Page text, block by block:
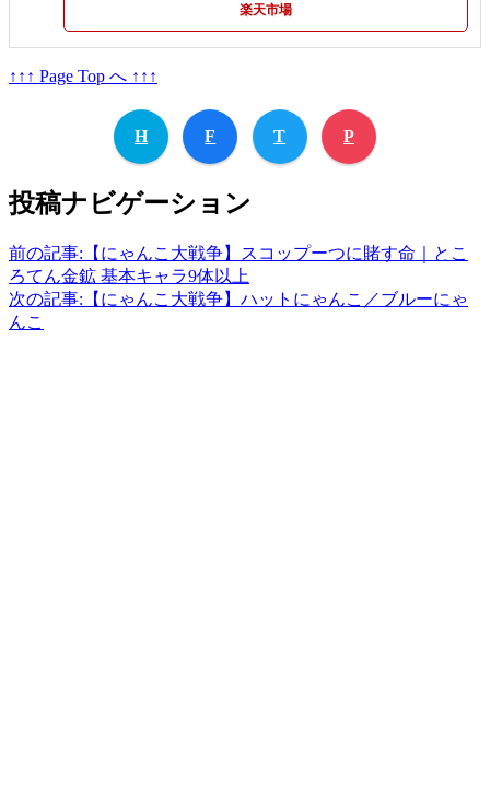
楽天市場
↑↑↑ Page Top へ ↑↑↑
H F T P
投稿ナビゲーション
前の記事: 【にゃんこ大戦争】スコップーつに賭す命｜とこ
ろてん金鉱 基本キャラ9体以上
次の記事: 【にゃんこ大戦争】ハットにゃんこ／ブルーにゃ
んこ